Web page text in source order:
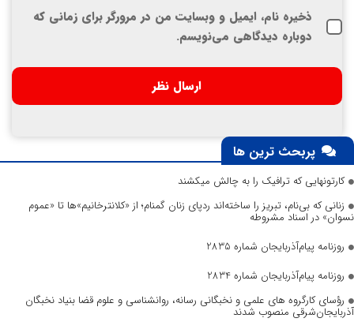
ذخیره نام، ایمیل و وبسایت من در مرورگر برای زمانی که
دوباره دیدگاهی می‌نویسم.
پربحث ترین ها
کارتونهایی که ترافیک را به چالش میکشند
زنانی که بی‌نام، تبریز را ساخته‌اند ردپای زنان گمنام؛ از «کلانترخانیم»ها تا «عموم
نسوان» در اسناد مشروطه
روزنامه پیام‌آذربایجان شماره 2835
روزنامه پیام‌آذربایجان شماره 2834
رؤسای کارگروه های علمی و نخبگانی رسانه، روانشناسی و علوم قضا بنیاد نخبگان
آذربایجان‌شرقی منصوب شدند